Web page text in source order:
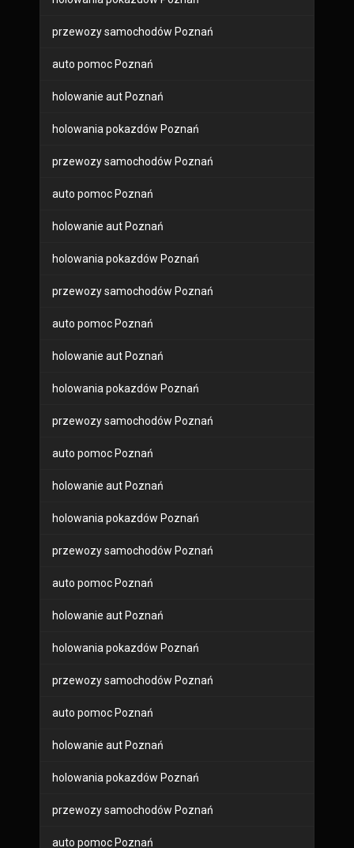
przewozy samochodów Poznań
auto pomoc Poznań
holowanie aut Poznań
holowania pokazdów Poznań
przewozy samochodów Poznań
auto pomoc Poznań
holowanie aut Poznań
holowania pokazdów Poznań
przewozy samochodów Poznań
auto pomoc Poznań
holowanie aut Poznań
holowania pokazdów Poznań
przewozy samochodów Poznań
auto pomoc Poznań
holowanie aut Poznań
holowania pokazdów Poznań
przewozy samochodów Poznań
auto pomoc Poznań
holowanie aut Poznań
holowania pokazdów Poznań
przewozy samochodów Poznań
auto pomoc Poznań
holowanie aut Poznań
holowania pokazdów Poznań
przewozy samochodów Poznań
auto pomoc Poznań